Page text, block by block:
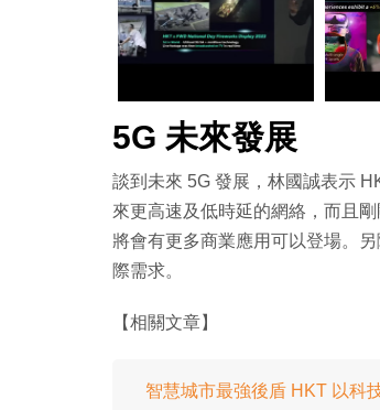
5G 未來發展
談到未來 5G 發展，林國誠表示
來更高速及低時延的網絡，而且
將會有更多商業應用可以登場。
際需求。
【相關文章】
智慧城市最強後盾 HKT 以科